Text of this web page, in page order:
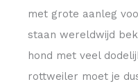
met grote aanleg
staan wereldwijd
hond met veel
rottweiler moet je